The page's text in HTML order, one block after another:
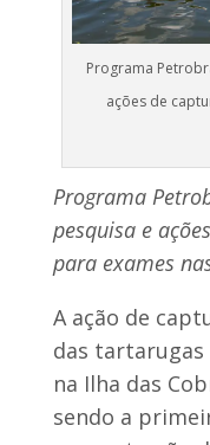
Programa
ações de
Programa
pesquisa e
para exames
A ação de
das
na Ilha das
sendo a